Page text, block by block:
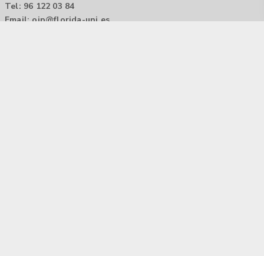
Tel: 96 122 03 84
Email: oip@florida-uni.es